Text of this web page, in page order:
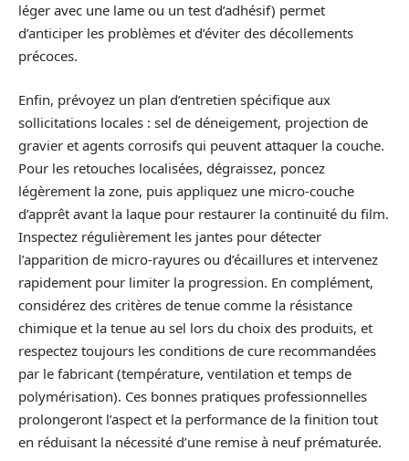
léger avec une lame ou un test d’adhésif) permet
d’anticiper les problèmes et d’éviter des décollements
précoces.
Enfin, prévoyez un plan d’entretien spécifique aux
sollicitations locales : sel de déneigement, projection de
gravier et agents corrosifs qui peuvent attaquer la couche.
Pour les retouches localisées, dégraissez, poncez
légèrement la zone, puis appliquez une micro-couche
d’apprêt avant la laque pour restaurer la continuité du film.
Inspectez régulièrement les jantes pour détecter
l’apparition de micro-rayures ou d’écaillures et intervenez
rapidement pour limiter la progression. En complément,
considérez des critères de tenue comme la résistance
chimique et la tenue au sel lors du choix des produits, et
respectez toujours les conditions de cure recommandées
par le fabricant (température, ventilation et temps de
polymérisation). Ces bonnes pratiques professionnelles
prolongeront l’aspect et la performance de la finition tout
en réduisant la nécessité d’une remise à neuf prématurée.